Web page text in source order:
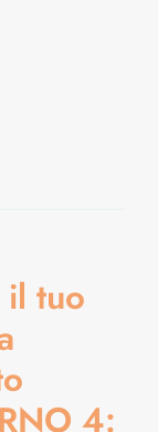
tuo
4: